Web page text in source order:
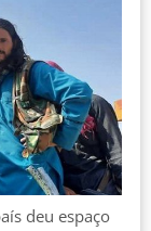
deu espaço